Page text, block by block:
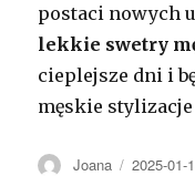
postaci nowych
lekkie swetry
cieplejsze dni i
męskie
Autor
Joana 2025-01-